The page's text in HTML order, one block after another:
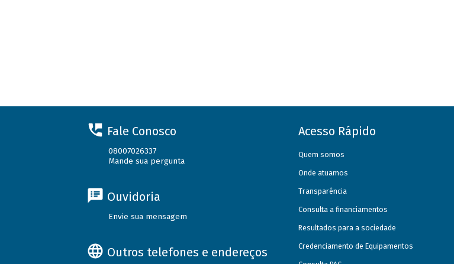
Fale Conosco
08007026337
Mande sua pergunta
Ouvidoria
Envie sua mensagem
Outros telefones e endereços
Acesso Rápido
Quem somos
Onde atuamos
Transparência
Consulta a financiamentos
Resultados para a sociedade
Credenciamento de Equipamentos